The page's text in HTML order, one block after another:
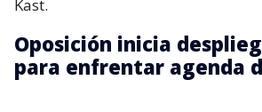
Kast.
Oposición inicia
para enfrentar agenda